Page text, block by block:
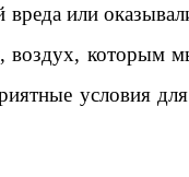
или
воздух,
условия